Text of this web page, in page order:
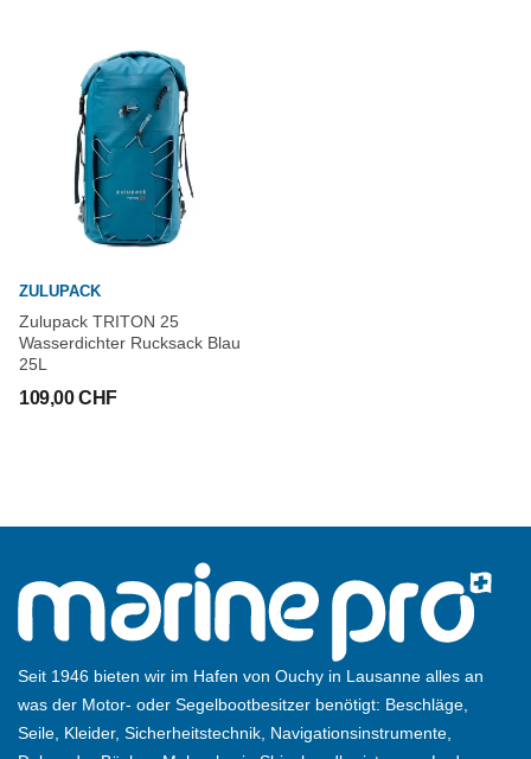
ZULUPACK
Zulupack TRITON 25
Wasserdichter Rucksack Blau
25L
109,00 CHF
Seit 1946 bieten wir im Hafen von Ouchy in Lausanne alles an
was der Motor- oder Segelbootbesitzer benötigt: Beschläge,
Seile, Kleider, Sicherheitstechnik, Navigationsinstrumente,